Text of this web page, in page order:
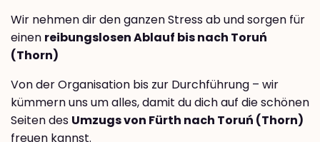
Wir nehmen dir den ganzen Stress ab und sorgen für
einen reibungslosen Ablauf bis nach Toruń
(Thorn)
Von der Organisation bis zur Durchführung – wir
kümmern uns um alles, damit du dich auf die schönen
Seiten des Umzugs von Fürth nach Toruń (Thorn)
freuen kannst.